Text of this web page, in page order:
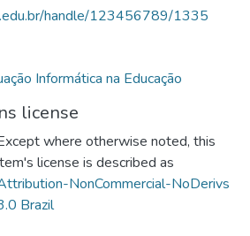
handle/123456789/1335
Informática na Educação
license
where otherwise noted, this
license is described as
NonCommercial-NoDerivs
Brazil